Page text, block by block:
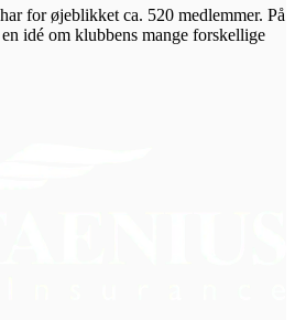
for øjeblikket ca. 520 medlemmer. På
idé om klubbens mange forskellige